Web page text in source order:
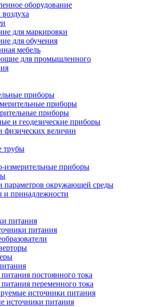
оборудование
для маркировки
для обучения
мебель
для промышленного
приборы
приборы
приборы
и геодезические приборы
физических величин
трубы
измерительные приборы
параметров окружающей среды
и принадлежности
питания
питания
постоянного тока
переменного тока
источники питания
источники питания